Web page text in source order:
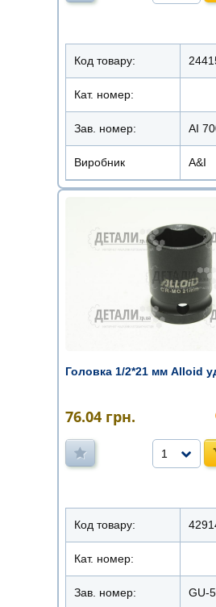
Код товару:
Кат. номер:
Зав. номер: AI
Виробник A&I
Головка 1/2*21 мм Alloid
76.04 грн.
1
Код товару:
Кат. номер:
Зав. номер: